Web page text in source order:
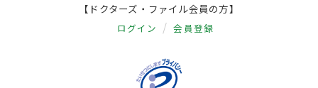
【ドクターズ・ファイル会員の方】
ログイン 会員登録